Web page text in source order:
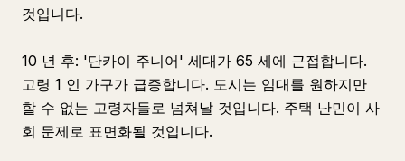
것입니다.
10 년 후: '단카이 주니어' 세대가 65 세에 근접합니다.
고령 1 인 가구가 급증합니다. 도시는 임대를 원하지만
할 수 없는 고령자들로 넘쳐날 것입니다. 주택 난민이 사
회 문제로 표면화될 것입니다.